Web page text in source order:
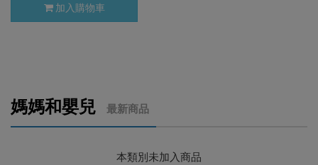
加入購物車
媽媽和嬰兒 最新商品
本類別未加入商品